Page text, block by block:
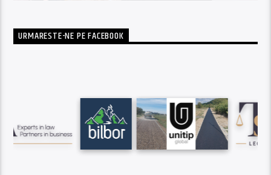
URMARESTE-NE PE FACEBOOK